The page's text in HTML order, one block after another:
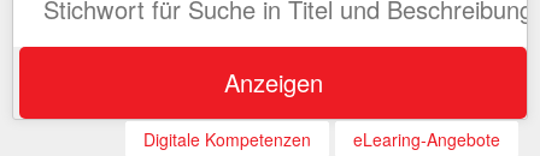
Anzeigen
Digitale Kompetenzen
eLearing-Angebote